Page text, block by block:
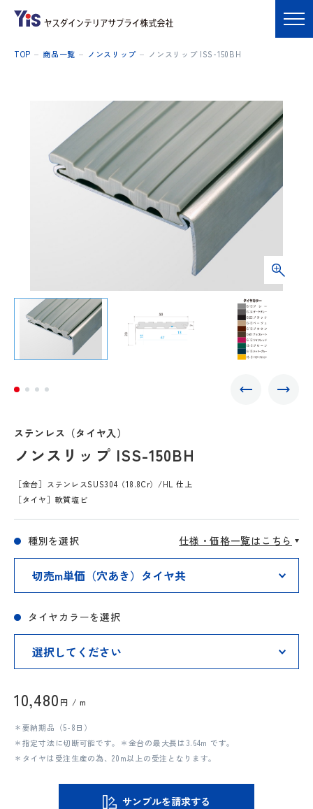
TOP 商品一覧 ノンスリップ ノンスリップ ISS-150BH
ステンレス（タイヤ入）
ノンスリップ ISS-150BH
［金台］ステンレスSUS304（18.8Cr）/HL 仕上
［タイヤ］軟質塩ビ
仕様・価格一覧はこちら
種別を選択
タイヤカラーを選択
10,480 円 / m
＊要納期品（5-8日）
＊指定寸法に切断可能です。＊金台の最大長は3.64m です。
＊タイヤは受注生産の為、20m以上の受注となります。
サンプルを請求する